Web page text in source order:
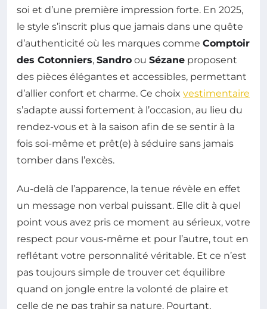
soi et d’une première impression forte. En 2025,
le style s’inscrit plus que jamais dans une quête
d’authenticité où les marques comme Comptoir
des Cotonniers, Sandro ou Sézane proposent
des pièces élégantes et accessibles, permettant
d’allier confort et charme. Ce choix vestimentaire
s’adapte aussi fortement à l’occasion, au lieu du
rendez-vous et à la saison afin de se sentir à la
fois soi-même et prêt(e) à séduire sans jamais
tomber dans l’excès.
Au-delà de l’apparence, la tenue révèle en effet
un message non verbal puissant. Elle dit à quel
point vous avez pris ce moment au sérieux, votre
respect pour vous-même et pour l’autre, tout en
reflétant votre personnalité véritable. Et ce n’est
pas toujours simple de trouver cet équilibre
quand on jongle entre la volonté de plaire et
celle de ne pas trahir sa nature. Pourtant,